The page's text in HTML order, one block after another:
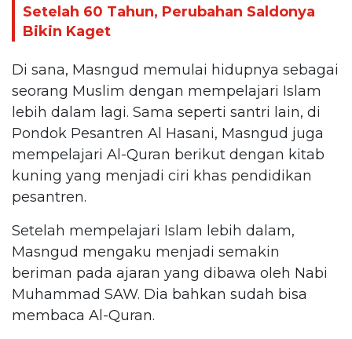
Setelah 60 Tahun, Perubahan Saldonya
Bikin Kaget
Di sana, Masngud memulai hidupnya sebagai
seorang Muslim dengan mempelajari Islam
lebih dalam lagi. Sama seperti santri lain, di
Pondok Pesantren Al Hasani, Masngud juga
mempelajari Al-Quran berikut dengan kitab
kuning yang menjadi ciri khas pendidikan
pesantren.
Setelah mempelajari Islam lebih dalam,
Masngud mengaku menjadi semakin
beriman pada ajaran yang dibawa oleh Nabi
Muhammad SAW. Dia bahkan sudah bisa
membaca Al-Quran.